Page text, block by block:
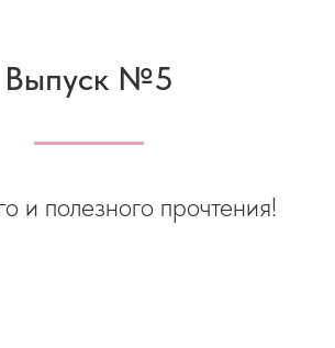
Выпуск №5
и полезного прочтения!